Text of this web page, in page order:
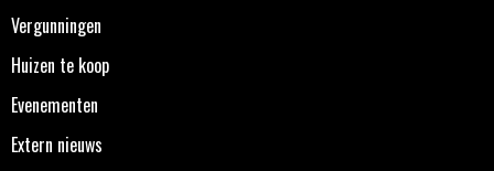
Vergunningen
Huizen te koop
Evenementen
Extern nieuws